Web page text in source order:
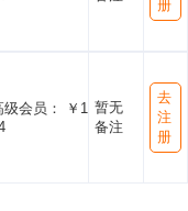
册
级会员： ￥1 暂无
备注
去
注
册